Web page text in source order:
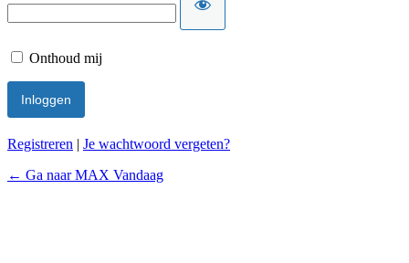
Onthoud mij
Registreren | Je wachtwoord vergeten?
← Ga naar MAX Vandaag